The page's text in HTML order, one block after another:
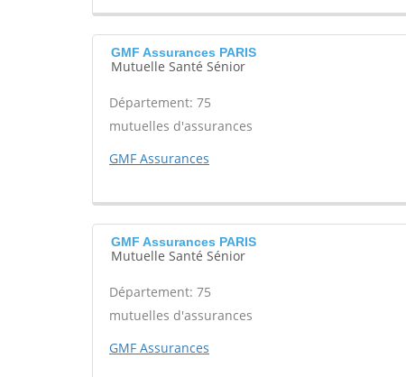
GMF Assurances PARIS
Mutuelle Santé Sénior
Département: 75
mutuelles d'assurances
GMF Assurances
GMF Assurances PARIS
Mutuelle Santé Sénior
Département: 75
mutuelles d'assurances
GMF Assurances